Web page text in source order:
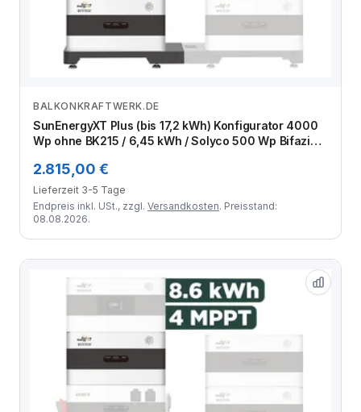
Zum Angebot
BALKONKRAFTWERK.DE
SunEnergyXT Plus (bis 17,2 kWh) Konfigurator 4000
Wp ohne BK215 / 6,45 kWh / Solyco 500 Wp Bifazial /
2.815,00 €
Lieferzeit 3-5 Tage
Endpreis inkl. USt., zzgl. Versandkosten. Preisstand:
08.08.2026.